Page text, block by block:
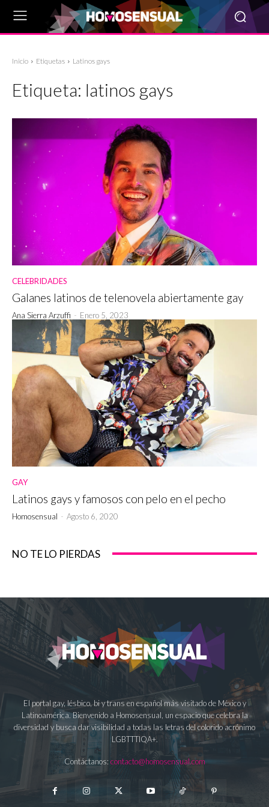
Inicio Etiquetas Latinos gays
Etiqueta: latinos gays
CELEBRIDADES
Galanes latinos de telenovela abiertamente gay
Ana Sierra Arzuffi - Enero 5, 2023
GAY
Latinos gays y famosos con pelo en el pecho
Homosensual - Agosto 6, 2020
NO TE LO PIERDAS
El portal gay, lésbico, bi y trans en español más visitado de México y
Latinoamérica. Bienvenido a Homosensual, un espacio que celebra la
diversidad y busca dar visibilidad a todas las letras del colorido acrónimo
LGBTTTIQA+.
Contáctanos: contacto@homosensual.com